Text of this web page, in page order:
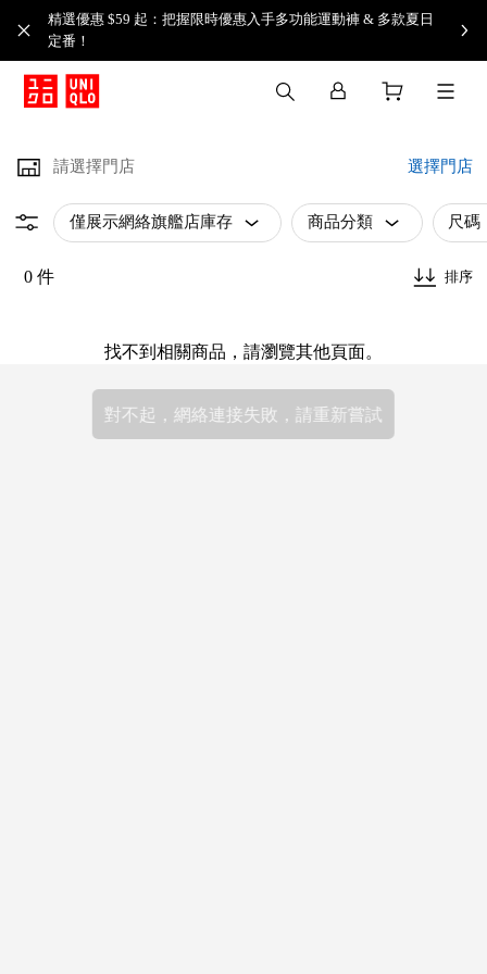
精選優惠 $59 起：把握限時優惠入手多功能運動褲 & 多款夏日
定番！​
請選擇門店 選擇門店
僅展示網絡旗艦店庫存 商品分類 尺碼
0 件 排序
找不到相關商品，請瀏覽其他頁面。